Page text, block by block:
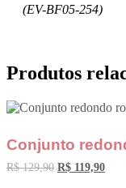
(EV-BF05-254)
Produtos
Conjunto
R$129,90 R$ 119,90